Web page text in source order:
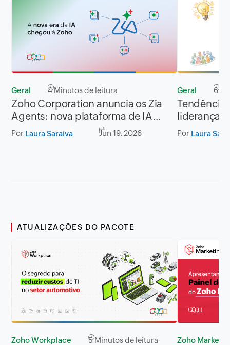
Geral 4 Minutos de leitura
Zoho Corporation anuncia os Zia
Agents: nova plataforma de IA
para agentes autônomos em todo
Por Laura Saraiva Jun 19, 2026
Geral 6
lideranças
Por Laura
ATUALIZAÇÕES DO PACOTE
Zoho Workplace 5 Minutos de leitura Zoho